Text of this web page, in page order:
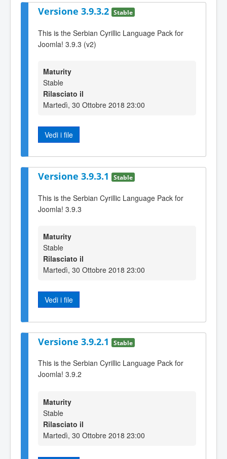
Versione 3.9.3.2 Stable
This is the Serbian Cyrillic Language Pack for
Joomla! 3.9.3 (v2)
Maturity
Stable
Rilasciato il
Martedì, 30 Ottobre 2018 23:00
Vedi i file
Versione 3.9.3.1 Stable
This is the Serbian Cyrillic Language Pack for
Joomla! 3.9.3
Maturity
Stable
Rilasciato il
Martedì, 30 Ottobre 2018 23:00
Vedi i file
Versione 3.9.2.1 Stable
This is the Serbian Cyrillic Language Pack for
Joomla! 3.9.2
Maturity
Stable
Rilasciato il
Martedì, 30 Ottobre 2018 23:00